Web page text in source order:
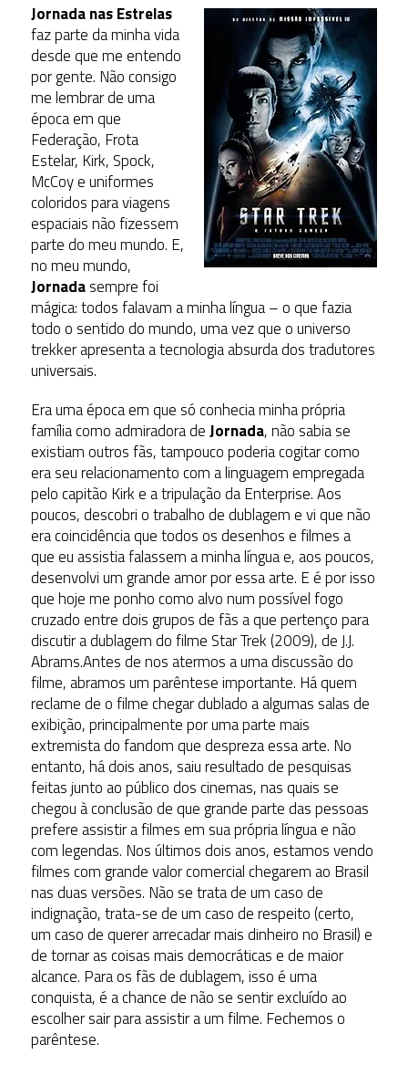
Jornada nas Estrelas
faz parte da minha vida
desde que me entendo
por gente. Não consigo
me lembrar de uma
época em que
Federação, Frota
Estelar, Kirk, Spock,
McCoy e uniformes
coloridos para viagens
espaciais não fizessem
parte do meu mundo. E,
no meu mundo,
Jornadasempre foi
mágica: todos falavam a minha língua – o que fazia
todo o sentido do mundo, uma vez que o universo
trekker apresenta a tecnologia absurda dos tradutores
universais.
Era uma época em que só conhecia minha própria
família como admiradora deJornada, não sabia se
existiam outros fãs, tampouco poderia cogitar como
era seu relacionamento com a linguagem empregada
pelo capitão Kirk e a tripulação da Enterprise. Aos
poucos, descobri o trabalho de dublagem e vi que não
era coincidência que todos os desenhos e filmes a
que eu assistia falassem a minha língua e, aos poucos,
desenvolvi um grande amor por essa arte. E é por isso
que hoje me ponho como alvo num possível fogo
cruzado entre dois grupos de fãs a que pertenço para
discutir a dublagem do filme Star Trek (2009), de J.J.
Abrams.Antes de nos atermos a uma discussão do
filme, abramos um parêntese importante. Há quem
reclame de o filme chegar dublado a algumas salas de
exibição, principalmente por uma parte mais
extremista do fandom que despreza essa arte. No
entanto, há dois anos, saiu resultado de pesquisas
feitas junto ao público dos cinemas, nas quais se
chegou à conclusão de que grande parte das pessoas
prefere assistir a filmes em sua própria língua e não
com legendas. Nos últimos dois anos, estamos vendo
filmes com grande valor comercial chegarem ao Brasil
nas duas versões. Não se trata de um caso de
indignação, trata-se de um caso de respeito (certo,
um caso de querer arrecadar mais dinheiro no Brasil) e
de tornar as coisas mais democráticas e de maior
alcance. Para os fãs de dublagem, isso é uma
conquista, é a chance de não se sentir excluído ao
escolher sair para assistir a um filme. Fechemos o
parêntese.